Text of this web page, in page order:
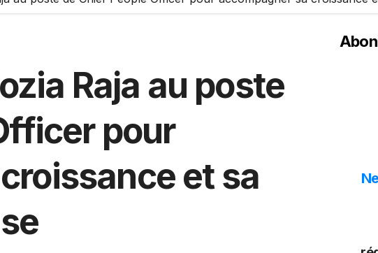
Raja au poste
pour
et sa